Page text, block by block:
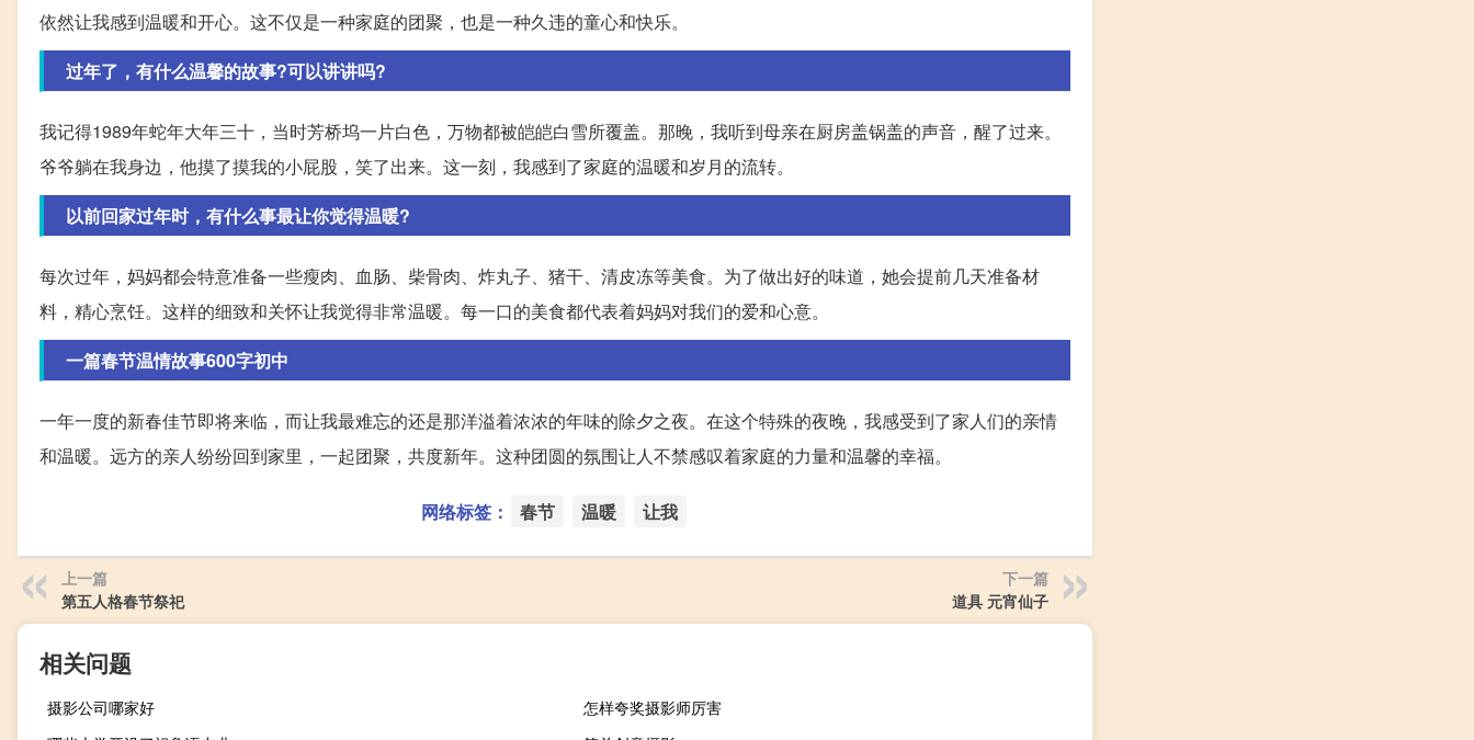
依然让我感到温暖和开心。这不仅是一种家庭的团聚，也是一种久违的童心和快乐。
过年了，有什么温馨的故事?可以讲讲吗?
我记得1989年蛇年大年三十，当时芳桥坞一片白色，万物都被皑皑白雪所覆盖。那晚，我听到母亲在厨房盖锅盖的声音，醒了过来。
爷爷躺在我身边，他摸了摸我的小屁股，笑了出来。这一刻，我感到了家庭的温暖和岁月的流转。
以前回家过年时，有什么事最让你觉得温暖?
每次过年，妈妈都会特意准备一些瘦肉、血肠、柴骨肉、炸丸子、猪干、清皮冻等美食。为了做出好的味道，她会提前几天准备材
料，精心烹饪。这样的细致和关怀让我觉得非常温暖。每一口的美食都代表着妈妈对我们的爱和心意。
一篇春节温情故事600字初中
一年一度的新春佳节即将来临，而让我最难忘的还是那洋溢着浓浓的年味的除夕之夜。在这个特殊的夜晚，我感受到了家人们的亲情
和温暖。远方的亲人纷纷回到家里，一起团聚，共度新年。这种团圆的氛围让人不禁感叹着家庭的力量和温馨的幸福。
网络标签： 春节 温暖 让我
上一篇
第五人格春节祭祀
下一篇
道具 元宵仙子
相关问题
摄影公司哪家好
怎样夸奖摄影师厉害